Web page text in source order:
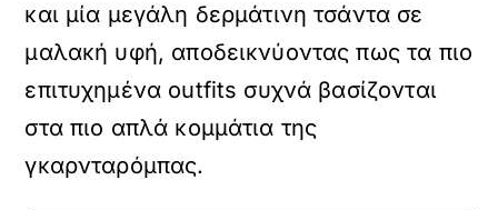
και μία μεγάλη δερμάτινη τσάντα σε
μαλακή υφή, αποδεικνύοντας πως τα πιο
επιτυχημένα outfits συχνά βασίζονται
στα πιο απλά κομμάτια της
γκαρνταρόμπας.